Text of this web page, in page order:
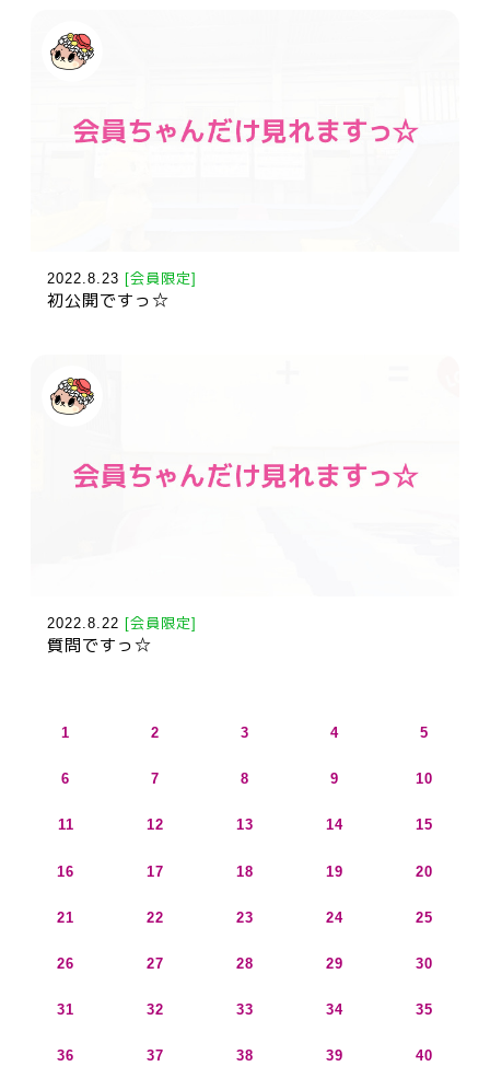
2022.8.23 [会員限定]
初公開ですっ☆
2022.8.22 [会員限定]
質問ですっ☆
1 2 3 4 5
6 7 8 9 10
11 12 13 14 15
16 17 18 19 20
21 22 23 24 25
26 27 28 29 30
31 32 33 34 35
36 37 38 39 40